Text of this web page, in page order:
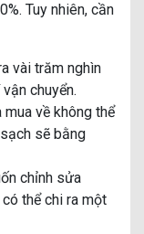
Tuy nhiên, cần
vài trăm nghìn
chuyển.
về không thể
sẽ bằng
chỉnh sửa
thể chi ra một